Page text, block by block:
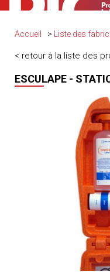
Accueil Liste des
< retour à la liste des
ESCULAPE -